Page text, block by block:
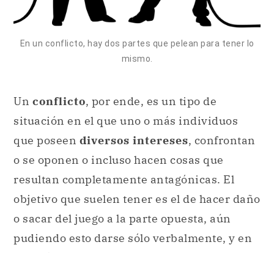
En un conflicto, hay dos partes que pelean para tener lo
mismo.
Un conflicto, por ende, es un tipo de
situación en el que uno o más individuos
que poseen diversos intereses, confrontan
o se oponen o incluso hacen cosas que
resultan completamente antagónicas. El
objetivo que suelen tener es el de hacer daño
o sacar del juego a la parte opuesta, aún
pudiendo esto darse sólo verbalmente, y en